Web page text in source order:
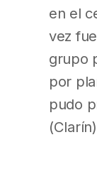
en el
vez
grupo
por
pudo
(Clarín)